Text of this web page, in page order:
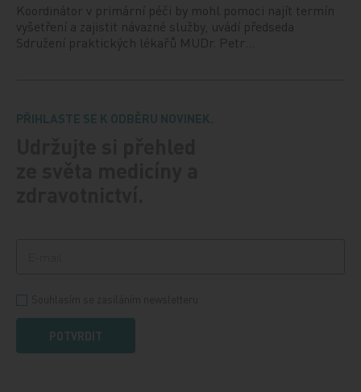
Koordinátor v primární péči by mohl pomoci najít termín
vyšetření a zajistit návazné služby, uvádí předseda
Sdružení praktických lékařů MUDr. Petr…
PŘIHLASTE SE K ODBĚRU NOVINEK.
POTVRDIT